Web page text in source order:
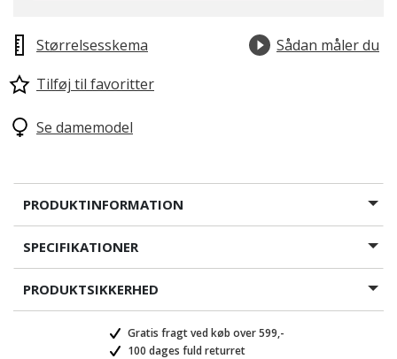
Størrelsesskema
Sådan måler du
Tilføj til favoritter
Se damemodel
PRODUKTINFORMATION
SPECIFIKATIONER
PRODUKTSIKKERHED
Gratis fragt ved køb over 599,-
100 dages fuld returret